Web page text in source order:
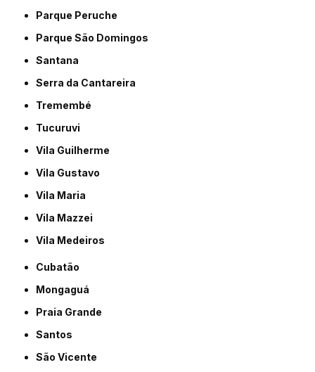
Parque Peruche
Parque São Domingos
Santana
Serra da Cantareira
Tremembé
Tucuruvi
Vila Guilherme
Vila Gustavo
Vila Maria
Vila Mazzei
Vila Medeiros
Cubatão
Mongaguá
Praia Grande
Santos
São Vicente